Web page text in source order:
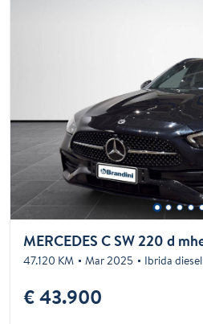
47.120 KM Mar 2025 Ibrida diesel
€ 43.900